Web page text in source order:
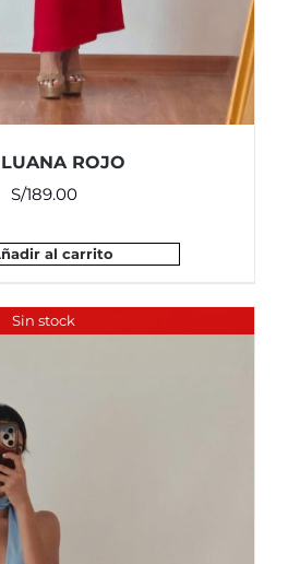
ROJO
S/189.00
al carrito
Sin stock